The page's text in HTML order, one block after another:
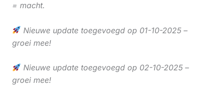
= macht.
Nieuwe update toegevoegd op 01-10-2025 –
groei mee!
Nieuwe update toegevoegd op 02-10-2025 –
groei mee!